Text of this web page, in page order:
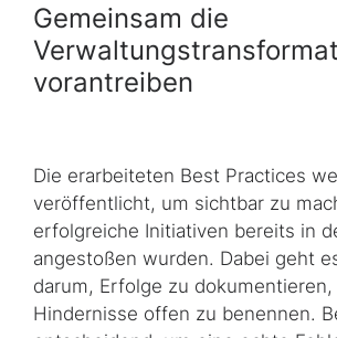
Gemeinsam die
vorantreiben
Die erarbeiteten Best Practices
veröffentlicht, um sichtbar zu
erfolgreiche Initiativen bereits in
angestoßen wurden. Dabei geht
darum, Erfolge zu
Hindernisse offen zu benennen.